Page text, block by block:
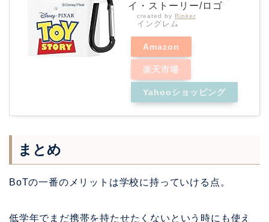
イ・ストーリー/ロゴ
created by Rinker
イングレム
Amazon
楽天市場
Yahooショッピング
まとめ
BoTの一番のメリットは学校に持っていける点。
低学年でまだ携帯を持たせたくないという時にも使え